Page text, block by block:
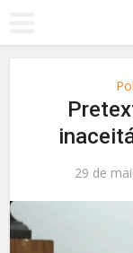
29 de